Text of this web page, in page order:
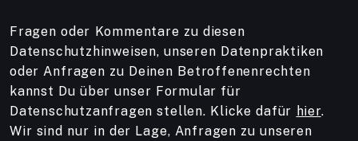
Fragen oder Kommentare zu diesen
Datenschutzhinweisen, unseren Datenpraktiken
oder Anfragen zu Deinen Betroffenenrechten
kannst Du über unser Formular für
Datenschutzanfragen stellen. Klicke dafür hier.
Wir sind nur in der Lage, Anfragen zu unseren